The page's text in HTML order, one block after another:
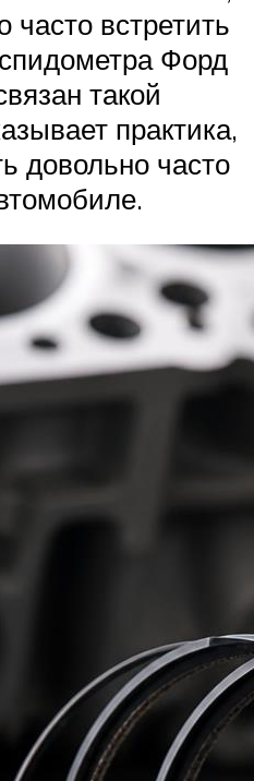
часто встретить
Форд
такой
практика,
довольно часто